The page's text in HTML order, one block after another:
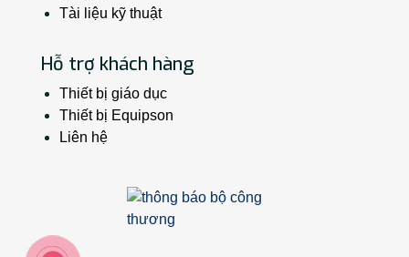
Tài liệu kỹ thuật
Hỗ trợ khách hàng
Thiết bị giáo dục
Thiết bị Equipson
Liên hệ